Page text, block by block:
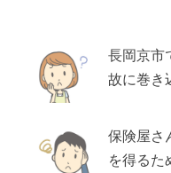
長岡京市
故に巻き
保険屋さ
を得るた